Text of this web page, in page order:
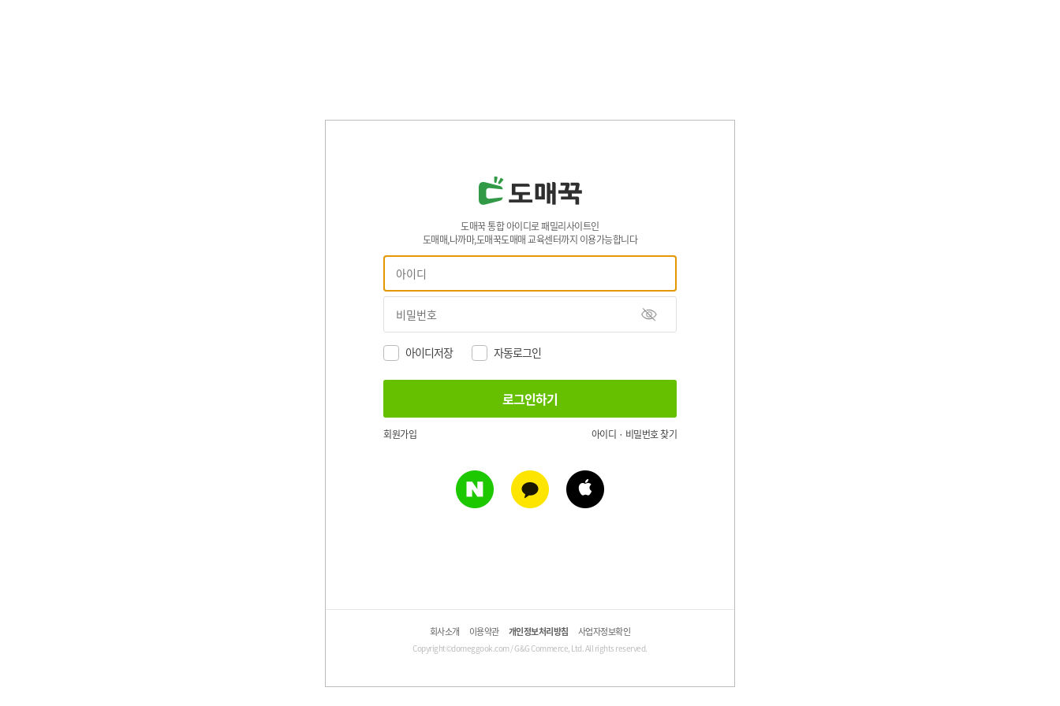
도매꾹 통합 아이디로 패밀리사이트인
도매매,나까마,도매꾹도매매 교육센터까지 이용가능합니다
아이디저장 자동로그인
회원가입 아이디 · 비밀번호 찾기
회사소개 이용약관 개인정보처리방침 사업자정보확인
Copyright©domeggook.com / G&G Commerce, Ltd. All rights reserved.